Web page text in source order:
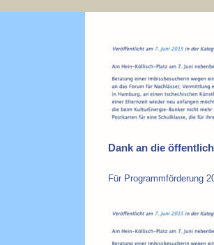
Dank an die
Für Programmförderung